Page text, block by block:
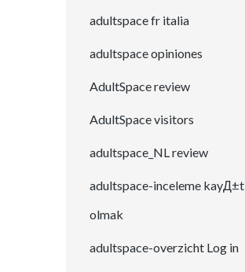
adultspace fr italia
adultspace opiniones
AdultSpace review
AdultSpace visitors
adultspace_NL review
adultspace-inceleme kayД±t
olmak
adultspace-overzicht Log in